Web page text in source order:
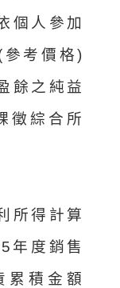
個人參加
考價格)
餘之純益
徵綜合所
所得計算
年度銷售
累積金額